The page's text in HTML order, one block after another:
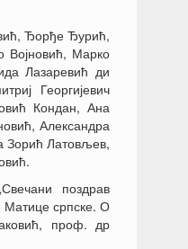
Ђорђе Ђурић,
Марко
Лазаревић ди
Георгијевич
Кондан, Ана
Александра
Зорић Латовљев,
поздрав
Матице српске. О
проф. др